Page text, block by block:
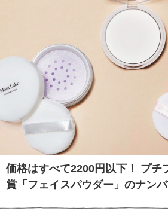
価格はすべて2200円以下！ プチ
賞「フェイスパウダー」のナン